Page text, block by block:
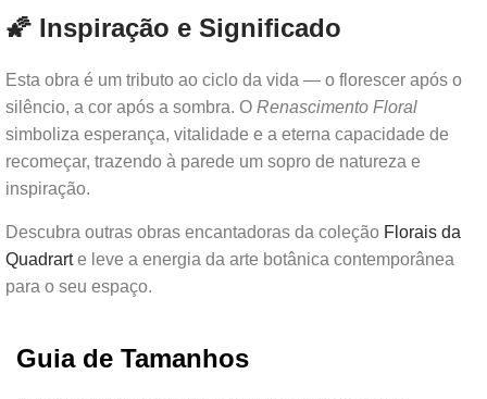
🌠 Inspiração e Significado
Esta obra é um tributo ao ciclo da vida — o florescer após o
silêncio, a cor após a sombra. O Renascimento Floral
simboliza esperança, vitalidade e a eterna capacidade de
recomeçar, trazendo à parede um sopro de natureza e
inspiração.
Descubra outras obras encantadoras da coleção Florais da
Quadrarte leve a energia da arte botânica contemporânea
para o seu espaço.
Guia de Tamanhos